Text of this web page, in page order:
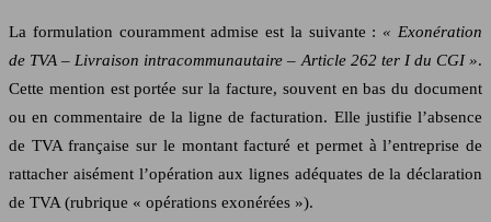
La formulation couramment admise est la suivante : « Exonération
de TVA – Livraison intracommunautaire – Article 262 ter I du CGI ».
Cette mention est portée sur la facture, souvent en bas du document
ou en commentaire de la ligne de facturation. Elle justifie l’absence
de TVA française sur le montant facturé et permet à l’entreprise de
rattacher aisément l’opération aux lignes adéquates de la déclaration
de TVA (rubrique « opérations exonérées »).